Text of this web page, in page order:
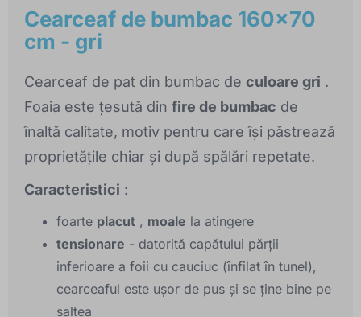
Cearceaf de bumbac 160x70
cm - gri
Cearceaf de pat din bumbac de culoare gri .
Foaia este țesută din fire de bumbac de
înaltă calitate, motiv pentru care își păstrează
proprietățile chiar și după spălări repetate.
Caracteristici :
foarte placut , moale la atingere
tensionare - datorită capătului părții
inferioare a foii cu cauciuc (înfilat în tunel),
cearceaful este ușor de pus și se ține bine pe
saltea